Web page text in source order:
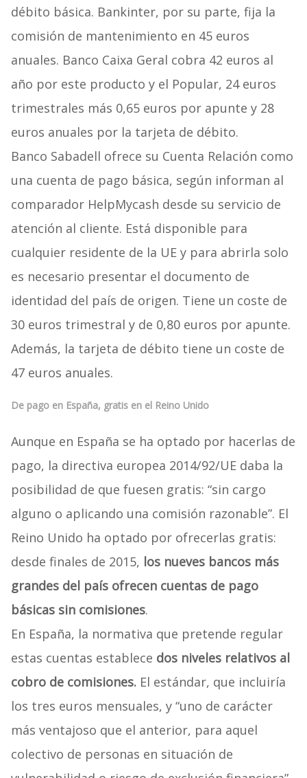
débito básica. Bankinter, por su parte, fija la
comisión de mantenimiento en 45 euros
anuales. Banco Caixa Geral cobra 42 euros al
año por este producto y el Popular, 24 euros
trimestrales más 0,65 euros por apunte y 28
euros anuales por la tarjeta de débito.
Banco Sabadell ofrece su Cuenta Relación como
una cuenta de pago básica, según informan al
comparador HelpMycash desde su servicio de
atención al cliente. Está disponible para
cualquier residente de la UE y para abrirla solo
es necesario presentar el documento de
identidad del país de origen. Tiene un coste de
30 euros trimestral y de 0,80 euros por apunte.
Además, la tarjeta de débito tiene un coste de
47 euros anuales.
De pago en España, gratis en el Reino Unido
Aunque en España se ha optado por hacerlas de
pago, la directiva europea 2014/92/UE daba la
posibilidad de que fuesen gratis: “sin cargo
alguno o aplicando una comisión razonable”. El
Reino Unido ha optado por ofrecerlas gratis:
desde finales de 2015, los nueves bancos más
grandes del país ofrecen cuentas de pago
básicas sin comisiones.
En España, la normativa que pretende regular
estas cuentas establece dos niveles relativos al
cobro de comisiones. El estándar, que incluiría
los tres euros mensuales, y “uno de carácter
más ventajoso que el anterior, para aquel
colectivo de personas en situación de